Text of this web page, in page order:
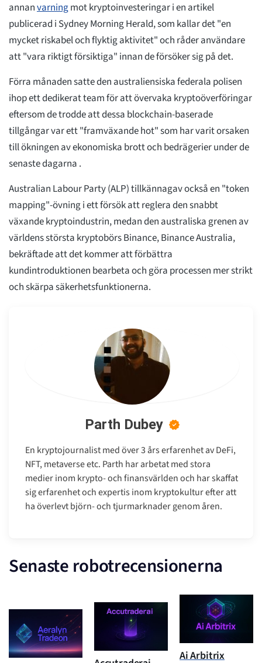
annanvarningmot kryptoinvesteringar i en artikel
publicerad i Sydney Morning Herald, som kallar det "en
mycket riskabel och flyktig aktivitet" och råder användare
att "vara riktigt försiktiga" innan de försöker sig på det.
Förra månaden satte den australiensiska federala polisen
ihop ett dedikerat team för att övervaka kryptoöverföringar
eftersom de trodde att dessa blockchain-baserade
tillgångar var ett "framväxande hot" som har varit orsaken
till ökningen av ekonomiska brott och bedrägerier under de
senaste dagarna .
Australian Labour Party (ALP) tillkännagav också en "token
mapping"-övning i ett försök att reglera den snabbt
växande kryptoindustrin, medan den australiska grenen av
världens största kryptobörs Binance, Binance Australia,
bekräftade att det kommer att förbättra
kundintroduktionen bearbeta och göra processen mer strikt
och skärpa säkerhetsfunktionerna.
Parth Dubey
En kryptojournalist med över 3 års erfarenhet av DeFi,
NFT, metaverse etc. Parth har arbetat med stora
medier inom krypto- och finansvärlden och har skaffat
sig erfarenhet och expertis inom kryptokultur efter att
ha överlevt björn- och tjurmarknader genom åren.
Senaste robotrecensionerna
Ai Arbitrix